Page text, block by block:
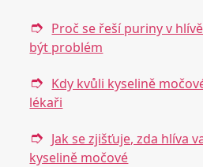
Proč se řeší puriny v
být problém
Kdy kvůli kyselině
lékaři
Jak se zjišťuje, zda hlíva
kyselině močové